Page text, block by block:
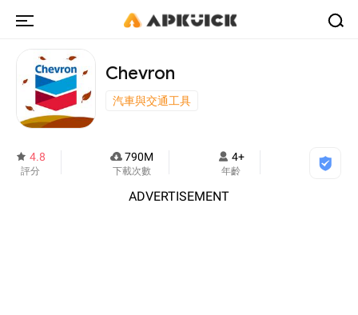
Chevron
汽車與交通工具
4.8
評分
790M
下載次數
4+
年齡
ADVERTISEMENT